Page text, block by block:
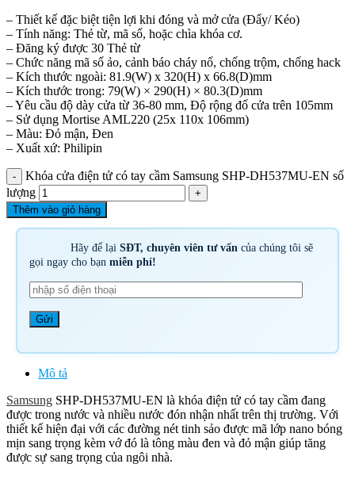
– Thiết kế đặc biệt tiện lợi khi đóng và mở cửa (Đẩy/ Kéo)
– Tính năng: Thẻ từ, mã số, hoặc chìa khóa cơ.
– Đăng ký được 30 Thẻ từ
– Chức năng mã số ảo, cảnh báo cháy nổ, chống trộm, chống hack
– Kích thước ngoài: 81.9(W) x 320(H) x 66.8(D)mm
– Kích thước trong: 79(W) × 290(H) × 80.3(D)mm
– Yêu cầu độ dày cửa từ 36-80 mm, Độ rộng đố cửa trên 105mm
– Sử dụng Mortise AML220 (25x 110x 106mm)
– Màu: Đỏ mận, Đen
– Xuất xứ: Philipin
Khóa cửa điện tử có tay cầm Samsung SHP-DH537MU-EN số
lượng
Thêm vào giỏ hàng
Hãy để lạiSĐT, chuyên viên tư vấncủa chúng tôi sẽ
gọi ngay cho bạn miễn phí!
Mô tả
Samsung SHP-DH537MU-EN là khóa điện tử có tay cầm đang
được trong nước và nhiều nước đón nhận nhất trên thị trường. Với
thiết kế hiện đại với các đường nét tinh sảo được mã lớp nano bóng
mịn sang trọng kèm vớ đó là tông màu đen và đỏ mận giúp tăng
được sự sang trọng của ngôi nhà.